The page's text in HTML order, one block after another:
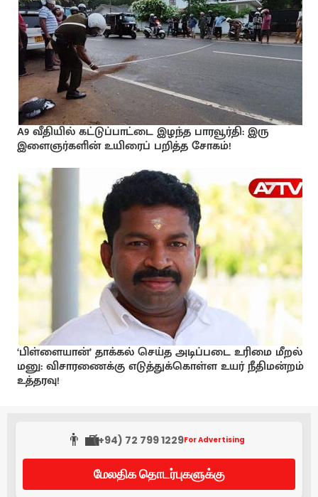
A9 வீதியில் கட்டுப்பாட்டை இழந்த பாரவூர்தி: இரு
இளைஞர்களின் உயிரைப் பறித்த சோகம்!
‘பிள்ளையான்’ தாக்கல் செய்த அடிப்படை உரிமை மீறல்
மனு: விசாரணைக்கு எடுத்துக்கொள்ள உயர் நீதிமன்றம்
உத்தரவு!
👨‍💼(+94) 72 799 1229For Advertising
மேலதிக தொடர்புகளுக்கு